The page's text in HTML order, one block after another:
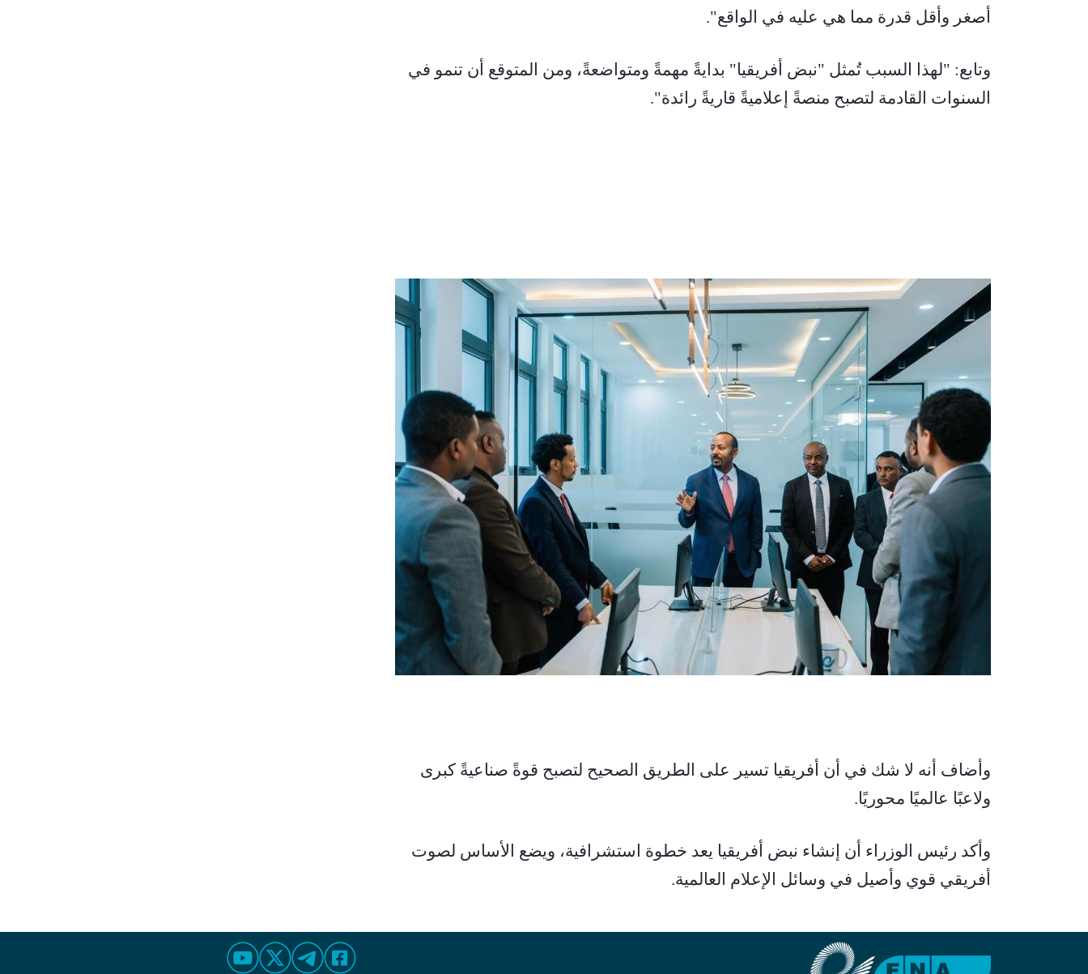
أصغر وأقل قدرة مما هي عليه في الواقع".
السنوات القادمة لتصبح منصةً إعلاميةً قاريةً رائدة".
ولاعبًا عالميًا محوريًا.
أفريقي قوي وأصيل في وسائل الإعلام العالمية.